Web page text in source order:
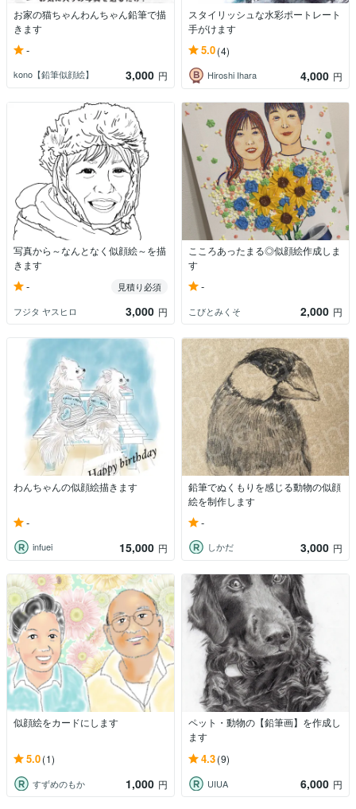
お家の猫ちゃんわんちゃん鉛筆で描
きます
-
kono【鉛筆似顔絵】 3,000 円
スタイリッシュな水彩ポートレート
手がけます
5.0(4)
Hiroshi Ihara 4,000 円
写真から～なんとなく似顔絵～を描
きます
-
見積り必須
フジタ ヤスヒロ
3,000 円
こころあったまる◎似顔絵作成しま
す
-
こびとみくそ 2,000 円
わんちゃんの似顔絵描きます
-
infuei 15,000 円
鉛筆でぬくもりを感じる動物の似顔
絵を制作します
-
しかだ 3,000 円
似顔絵をカードにします
5.0(1)
すずめのもか 1,000 円
ペット・動物の【鉛筆画】を作成し
ます
4.3(9)
UIUA 6,000 円